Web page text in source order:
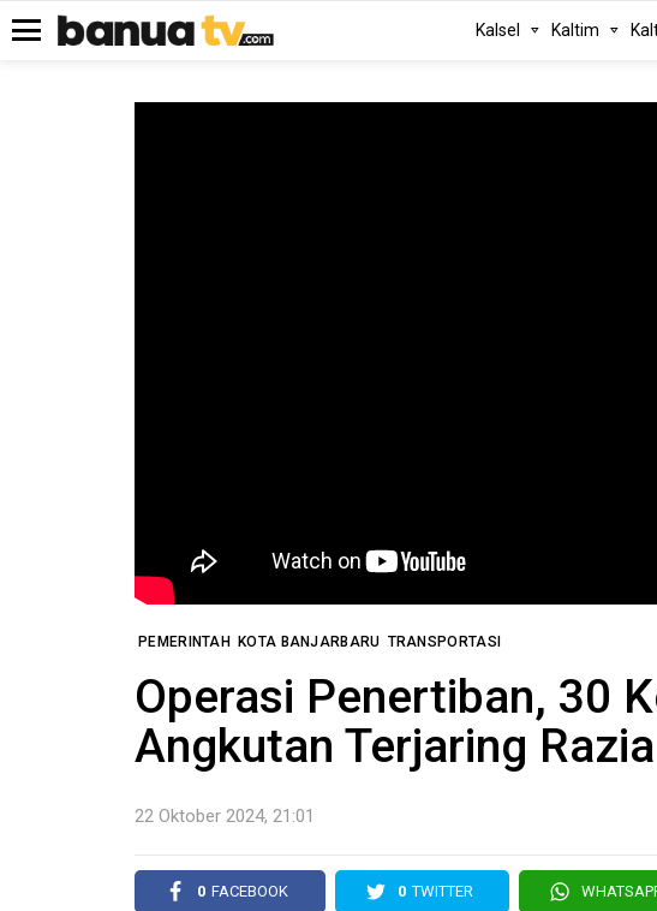
Kalsel Kaltim
PEMERINTAH KOTA BANJARBARU TRANSPORTASI
Operasi Penertiban, 30
Angkutan Terjaring
22 Oktober 2024, 21:01
0 FACEBOOK 0 TWITTER